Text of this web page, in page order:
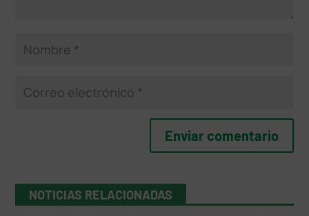
NOTICIAS RELACIONADAS